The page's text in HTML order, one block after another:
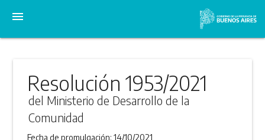
menu
Resolución 1953/2021
del Ministerio de Desarrollo de la
Comunidad
Fecha de promulgación:14/10/2021